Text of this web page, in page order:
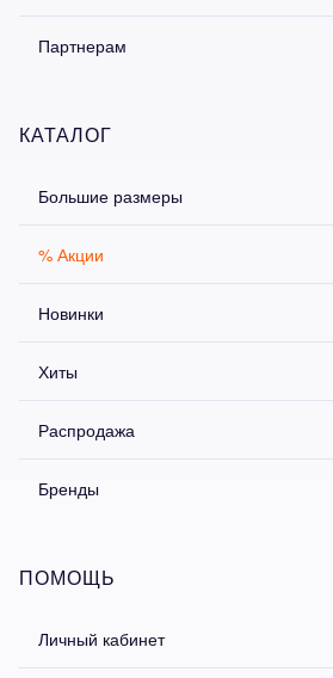
Партнерам
КАТАЛОГ
Большие размеры
% Акции
Новинки
Хиты
Распродажа
Бренды
ПОМОЩЬ
Личный кабинет